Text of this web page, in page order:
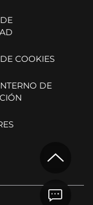
COOKIES
DE